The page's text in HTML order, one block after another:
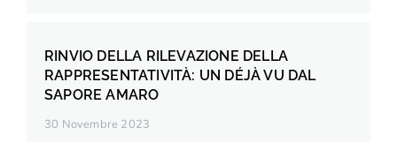
RINVIO DELLA RILEVAZIONE DELLA
RAPPRESENTATIVITÀ: UN DÉJÀ VU DAL
SAPORE AMARO
30 Novembre 2023